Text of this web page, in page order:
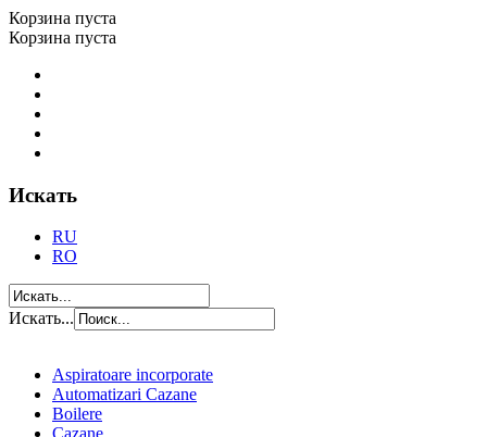
Корзина пуста
Корзина пуста
Искать
RU
RO
Искать...
Aspiratoare incorporate
Automatizari Cazane
Boilere